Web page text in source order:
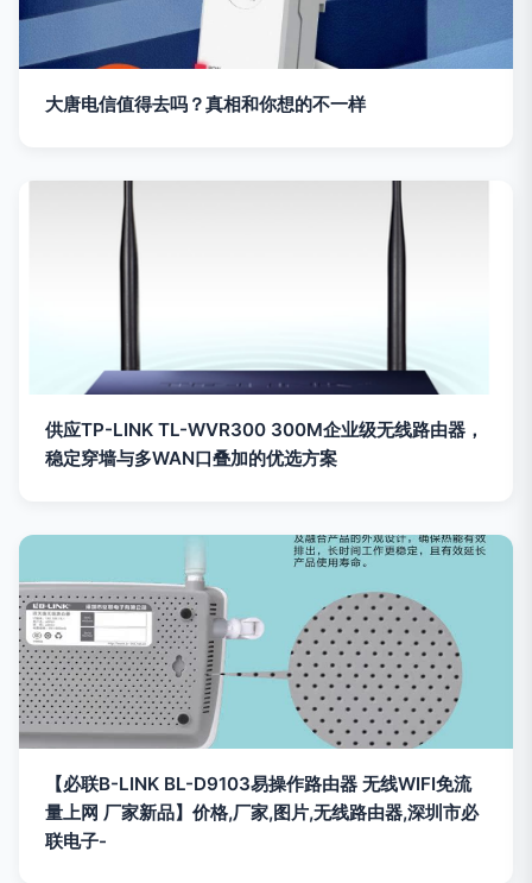
大唐电信值得去吗？真相和你想的不一样
供应TP-LINK TL-WVR300 300M企业级无线路由器，
稳定穿墙与多WAN口叠加的优选方案
【必联B-LINK BL-D9103易操作路由器 无线WIFI免流
量上网 厂家新品】价格,厂家,图片,无线路由器,深圳市必
联电子-